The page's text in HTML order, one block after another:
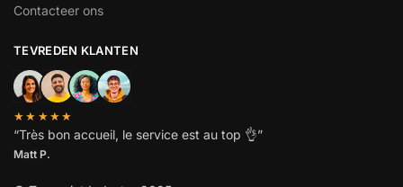
Contacteer ons
TEVREDEN KLANTEN
★★★★★
“Très bon accueil, le service est au top 👌”
Matt P.